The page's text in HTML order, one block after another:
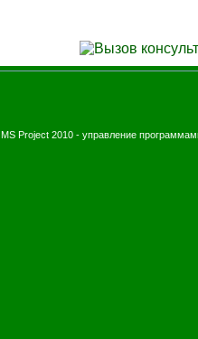
MS Project 2010 - управление